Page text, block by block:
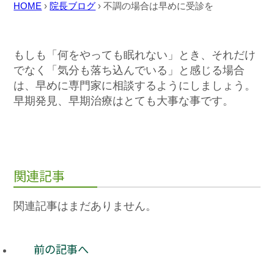
HOME › 院長ブログ › 不調の場合は早めに受診を
もしも「何をやっても眠れない」とき、それだけ
でなく「気分も落ち込んでいる」と感じる場合
は、早めに専門家に相談するようにしましょう。
早期発見、早期治療はとても大事な事です。
関連記事
関連記事はまだありません。
前の記事へ